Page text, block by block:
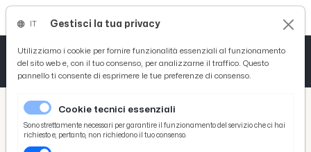
/ Picenotime
/ Comunicati Stampa
San Benedetto, Ama Aquilone incontra gli studenti dell’Università Politecnica delle Marche
Gestisci la tua privacy
Utilizziamo i cookie per fornire funzionalità essenziali al funzionamento
del sito web e, con il tuo consenso, per analizzarne il traffico. Questo
pannello ti consente di esprimere le tue preferenze di consenso.
Cookie tecnici essenziali
Sono strettamente necessari per garantire il funzionamento del servizio che ci hai
richiesto e, pertanto, non richiedono il tuo consenso.
Tutto News
Tutto Sport
Basket
Tutto Curiosità